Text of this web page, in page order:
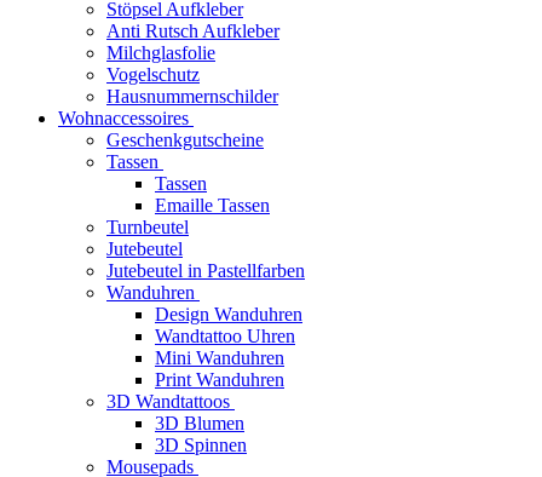
Stöpsel Aufkleber
Anti Rutsch Aufkleber
Milchglasfolie
Vogelschutz
Hausnummernschilder
Wohnaccessoires
Geschenkgutscheine
Tassen
Tassen
Emaille Tassen
Turnbeutel
Jutebeutel
Jutebeutel in Pastellfarben
Wanduhren
Design Wanduhren
Wandtattoo Uhren
Mini Wanduhren
Print Wanduhren
3D Wandtattoos
3D Blumen
3D Spinnen
Mousepads